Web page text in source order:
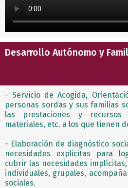
Desarrollo Autónomo y
- Servicio de Acogida,
personas sordas y sus familias
las prestaciones y recursos
materiales, etc. a los que tienen
- Elaboración de diagnóstico
necesidades explicitas para
cubrir las necesidades
individuales, grupales,
sociales.